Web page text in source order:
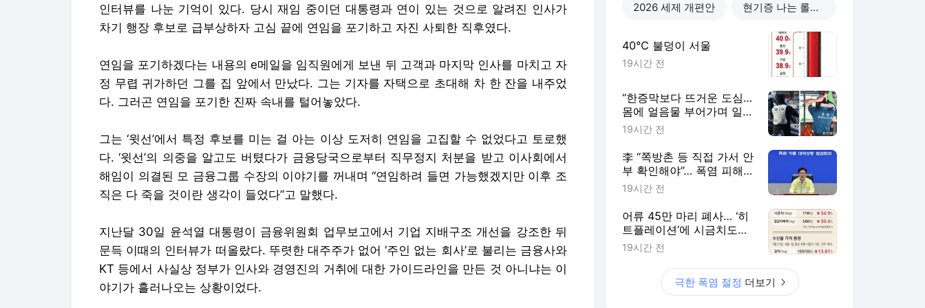
인터뷰를 나눈 기억이 있다. 당시 재임 중이던 대통령과 연이 있는 것으로 알려진 인사가
차기 행장 후보로 급부상하자 고심 끝에 연임을 포기하고 자진 사퇴한 직후였다.
연임을 포기하겠다는 내용의 e메일을 임직원에게 보낸 뒤 고객과 마지막 인사를 마치고 자
정 무렵 귀가하던 그를 집 앞에서 만났다. 그는 기자를 자택으로 초대해 차 한 잔을 내주었
다. 그러곤 연임을 포기한 진짜 속내를 털어놓았다.
그는 ‘윗선’에서 특정 후보를 미는 걸 아는 이상 도저히 연임을 고집할 수 없었다고 토로했
다. ‘윗선’의 의중을 알고도 버텼다가 금융당국으로부터 직무정지 처분을 받고 이사회에서
해임이 의결된 모 금융그룹 수장의 이야기를 꺼내며 “연임하려 들면 가능했겠지만 이후 조
직은 다 죽을 것이란 생각이 들었다”고 말했다.
지난달 30일 윤석열 대통령이 금융위원회 업무보고에서 기업 지배구조 개선을 강조한 뒤
문득 이때의 인터뷰가 떠올랐다. 뚜렷한 대주주가 없어 ‘주인 없는 회사’로 불리는 금융사와
KT 등에서 사실상 정부가 인사와 경영진의 거취에 대한 가이드라인을 만든 것 아니냐는 이
야기가 흘러나오는 상황이었다.
2026 세제 개편안 현기증 나는 롤러코스피
40℃ 불덩이 서울
19시간 전
“한증막보다 뜨거운 도심…
몸에 얼음물 부어가며 일
해”
19시간 전
李 “쪽방촌 등 직접 가서 안
부 확인해야”… 폭염 피해
최소화에 행정력 총동원 주
19시간 전
어류 45만 마리 폐사… ‘히
트플레이션’에 시금치도
111% 폭등
19시간 전
극한 폭염 절정 더보기